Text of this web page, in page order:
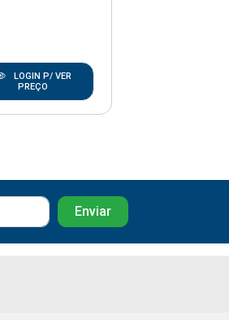
LOGIN P/ VER
PREÇO